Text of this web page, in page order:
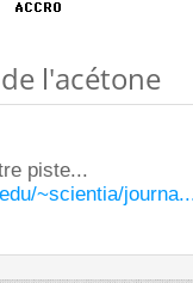
de l'acétone
piste...
~scientia/